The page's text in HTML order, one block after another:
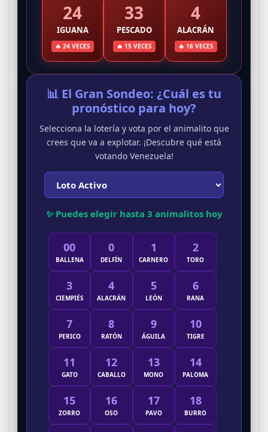
24
IGUANA
🔥 24 VECES
33
PESCADO
🔥 15 VECES
4
ALACRÁN
🔥 16 VECES
📊 El Gran Sondeo: ¿Cuál es tu
pronóstico para hoy?
Selecciona la lotería y vota por el animalito que
crees que va a explotar. ¡Descubre qué está
votando Venezuela!
✨ Puedes elegir hasta 3 animalitos hoy
00
BALLENA
0
DELFÍN
1
CARNERO
2
TORO
3
CIEMPIÉS
4
ALACRÁN
5
LEÓN
6
RANA
7
PERICO
8
RATÓN
9
ÁGUILA
10
TIGRE
11
GATO
12
CABALLO
13
MONO
14
PALOMA
15
ZORRO
16
OSO
17
PAVO
18
BURRO